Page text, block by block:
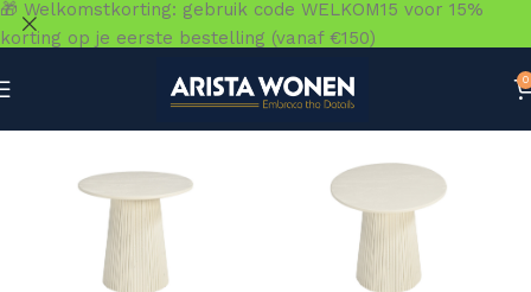
0
🎁 Welkomstkorting: gebruik code WELKOM15 voor 15%
korting op je eerste bestelling (vanaf €150)